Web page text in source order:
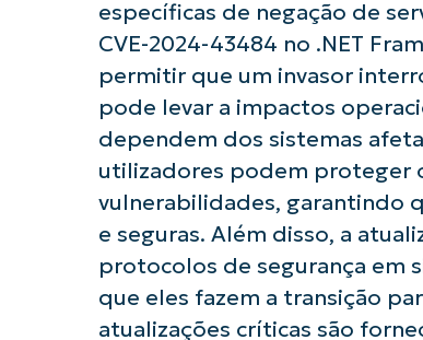
específicas de negação de
CVE-2024-43484 no .NET
permitir que um invasor
pode levar a impactos
dependem dos sistemas
utilizadores podem proteger
vulnerabilidades, garantindo
e seguras. Além disso, a
protocolos de segurança em
que eles fazem a transição
atualizações críticas são